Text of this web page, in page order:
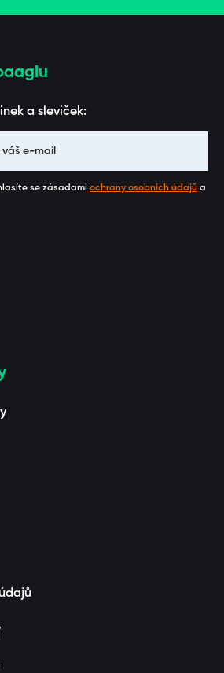
a sleviček:
e-mail
se zásadami ochrany osobních údajů a
baaglcz/